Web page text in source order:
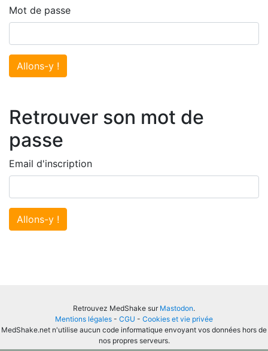
Mot de passe
Allons-y !
Retrouver son mot de
passe
Email d'inscription
Allons-y !
Retrouvez MedShake sur Mastodon.
Mentions légales - CGU - Cookies et vie privée
MedShake.net n'utilise aucun code informatique envoyant vos données hors de
nos propres serveurs.